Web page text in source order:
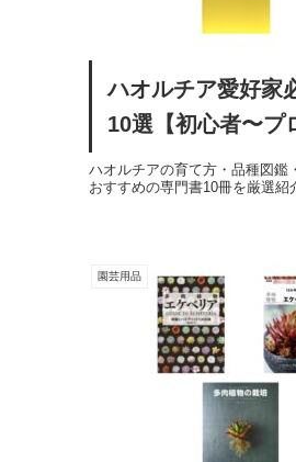
ハオルチア愛好家
10選【初心者〜プ
ハオルチアの育て方・品種図鑑
おすすめの専門書10冊を厳選紹
園芸用品